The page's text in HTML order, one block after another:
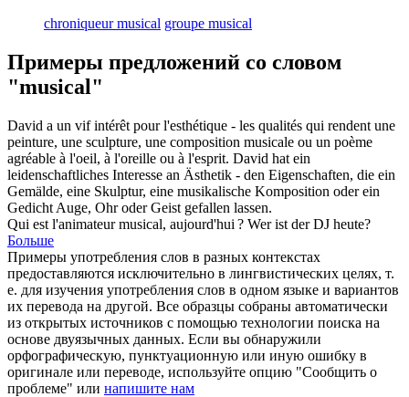
chroniqueur musical groupe musical
Примеры предложений со словом
"musical"
David a un vif intérêt pour l'esthétique - les qualités qui rendent une
peinture, une sculpture, une composition musicale ou un poème
agréable à l'oeil, à l'oreille ou à l'esprit. David hat ein
leidenschaftliches Interesse an Ästhetik - den Eigenschaften, die ein
Gemälde, eine Skulptur, eine musikalische Komposition oder ein
Gedicht Auge, Ohr oder Geist gefallen lassen.
Qui est l'animateurmusical, aujourd'hui ? Wer ist der DJ heute?
Больше
Примеры употребления слов в разных контекстах
предоставляются исключительно в лингвистических целях, т.
е. для изучения употребления слов в одном языке и вариантов
их перевода на другой. Все образцы собраны автоматически
из открытых источников с помощью технологии поиска на
основе двуязычных данных. Если вы обнаружили
орфографическую, пунктуационную или иную ошибку в
оригинале или переводе, используйте опцию "Сообщить о
проблеме" или напишите нам